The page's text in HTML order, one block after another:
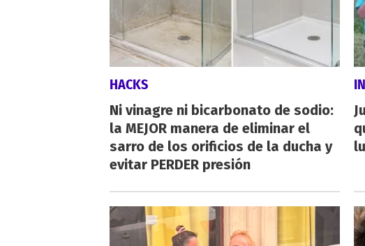
HACKS
Ni vinagre ni bicarbonato de sodio:
la MEJOR manera de eliminar el
sarro de los orificios de la ducha y
evitar PERDER presión